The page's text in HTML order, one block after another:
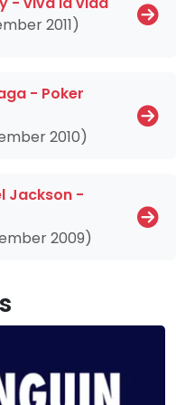
2011)
- Poker
2010)
Jackson -
2009)